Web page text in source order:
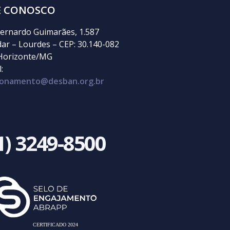
CONOSCO
Guimarães, 1.587
– Lourdes – CEP: 30.140-082
MG
3249-8500